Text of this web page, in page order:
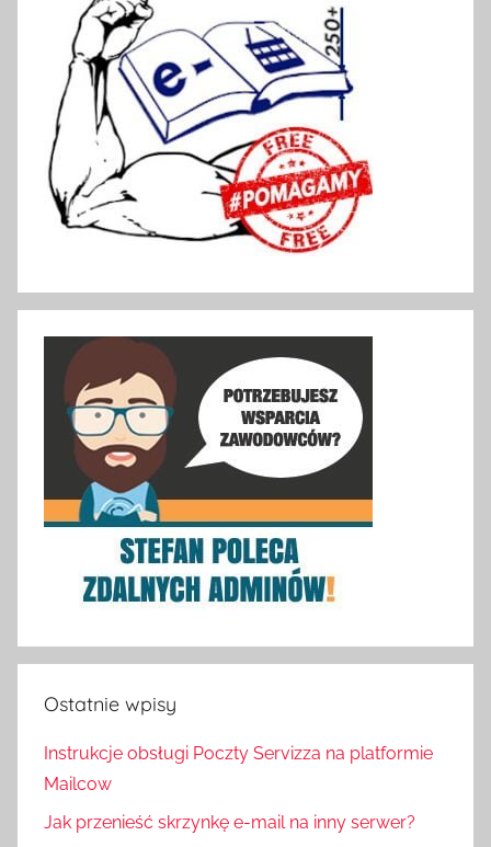
Ostatnie wpisy
Instrukcje obsługi Poczty Servizza na platformie
Mailcow
Jak przenieść skrzynkę e-mail na inny serwer?